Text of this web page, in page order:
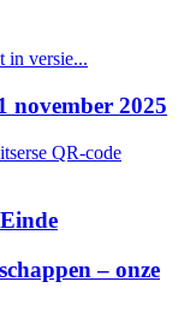
in versie...
november 2025
QR-code
– onze